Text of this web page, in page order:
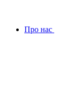
Про нас